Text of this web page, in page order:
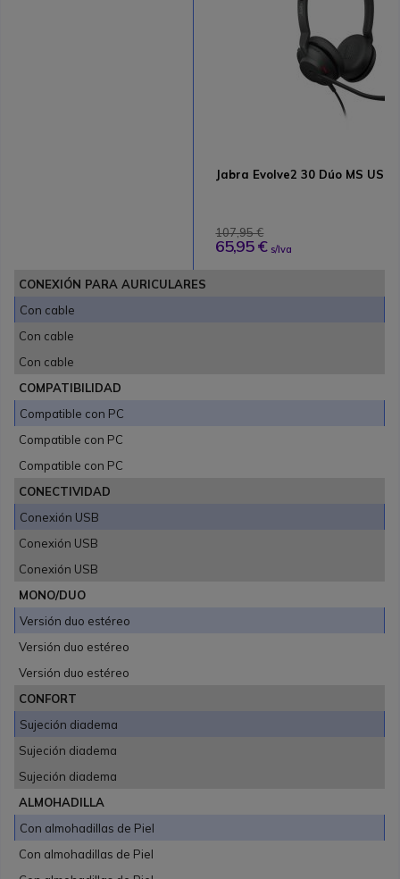
Jabra Evolve2 30 Dúo MS USB-
107,95 €
65,95 € s/Iva
CONEXIÓN PARA AURICULARES
Con cable
Con cable
Con cable
COMPATIBILIDAD
Compatible con PC
Compatible con PC
Compatible con PC
CONECTIVIDAD
Conexión USB
Conexión USB
Conexión USB
MONO/DUO
Versión duo estéreo
Versión duo estéreo
Versión duo estéreo
CONFORT
Sujeción diadema
Sujeción diadema
Sujeción diadema
ALMOHADILLA
Con almohadillas de Piel
Con almohadillas de Piel